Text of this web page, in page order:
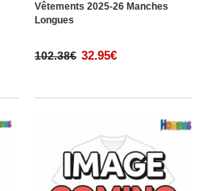
Vêtements 2025-26 Manches
Longues
102.38€ 32.95€